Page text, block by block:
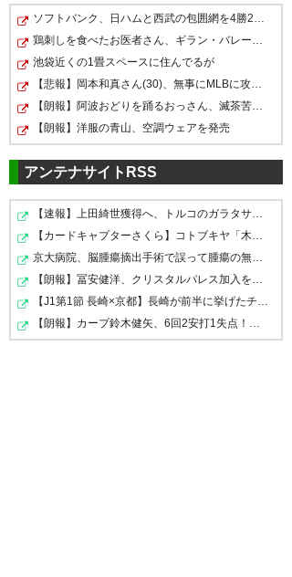
泰基〜〜〜 出られなきゃ出られ
るところ評価してくれるところ
へ行くよね 絶対に帰ってきてく
れ！頑張ってこいよ！
— gaina@J1昇格！ (fb_gaina)
2020, 7月 27
渡邊 泰基 選手 ツエーゲン金沢
に期限付き移籍のお知らせ – ア
渡邊 泰基 選手 ツエーゲン金沢
に期限付き移籍のお知らせ – ア
ルビレックス新潟 公式サイト｜
ALBIREX NIIGATA OFFICIAL
WEBSITE
https://t.co/5z18MwkTRD成長
してアルビに戻って…
https://t.co/ad0QAr8mKN
— まこ⚽アイシテルニイガタ⚽
(albimako)2020, 7月 27
泰基のような伸び盛りの年齢で
ポテンシャル秘めてる選手をベ
ンチ外に置いておくのはまじで
もったいないので帰ってきてく
れれば今回の移籍は賛成です。
— とりさわ (torifoot8)2020, 7
月 27
泰基レンタルかー。たしかに
ザ・サイドバック的な選手は堀
ソフトバンク、日ハムと西武の包囲網を4勝2敗で耐え切る
鶏刺しを食べたお医者さん、ギラン・バレー症候群で全身…
池袋近くの1畳スペースに住んでるが
【悲報】岡本和真さん(30)、無事にMLBに攻略される・・…
【朗報】阿波おどりを踊るおっさん、滅茶苦茶カッコいい…
【朗報】洋服の青山、空調ウェアを発売
アンテナサイトRSS
【速報】上田綺世獲得へ、トルコのガラタサライが巨額オ…
【カードキャプターさくら】コトブキヤ「木之本桜 [包囲(…
京大病院、脳腫瘍摘出手術で誤って腫瘍の無い部位を摘出…
【朗報】冨安健洋、クリスタルパレス加入を正式発表！
【J1第1節 長崎×京都】長崎が前半に挙げたチアゴサンタナ…
【朗報】カープ鈴木健矢、6回2安打1失点！床田の代役先発…